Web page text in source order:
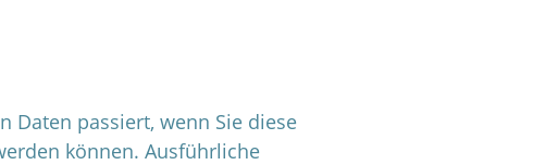
Daten passiert, wenn Sie diese
können. Ausführliche